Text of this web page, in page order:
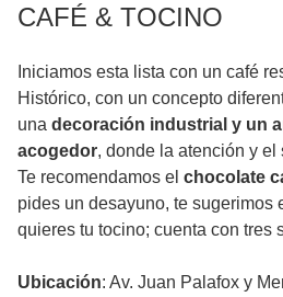
CAFÉ & TOCINO
Iniciamos esta lista con un café
Histórico, con un concepto
una decoración industrial y un
acogedor, donde la atención y
Te recomendamos el chocolate
pides un desayuno, te sugerimos
quieres tu tocino; cuenta con tres
Ubicación: Av. Juan Palafox y